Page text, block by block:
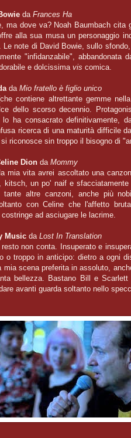
da Frances Ha
ma dove va? Noah Baumbach cita
alla sua musa un personaggio
Le note di David Bowie, sullo
"infidanzabile", abbandonata
e dolcissima vis comica.
da Mio fratello è figlio unico
contiene altrettante gemme
dello scorso decennio.
ha consacrato definitivamente,
ricerca di una maturità difficile
riconosce sin troppo il bisogno di
Dion da Mommy
mia vita avrei ascoltato una
kitsch, un po' naif e
tante altre canzoni, anche più
con Celine che l'affetto
ad asciugare le lacrime.
Music da Lost In Translation
non conta. Insuperato e
o troppo in anticipo: dietro a ogni
mia scena preferita in assoluto,
bellezza. Bastano Bill e
avanti guarda soltanto nello